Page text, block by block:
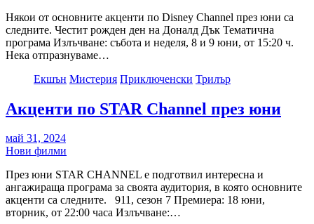
Някои от основните акценти по Disney Channel през юни са
следните. Честит рожден ден на Доналд Дък Тематична
програма Излъчване: събота и неделя, 8 и 9 юни, от 15:20 ч.
Нека отпразнуваме…
Екшън Мистерия Приключенски Трилър
Акценти по STAR Channel през юни
май 31, 2024
Нови филми
През юни STAR CHANNEL е подготвил интересна и
ангажираща програма за своята аудитория, в която основните
акценти са следните. 911, сезон 7 Премиера: 18 юни,
вторник, от 22:00 часа Излъчване:…